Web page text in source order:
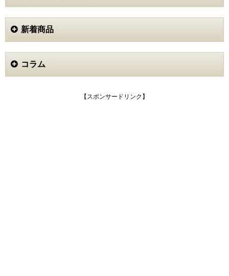
新着商品
コラム
【スポンサードリンク】